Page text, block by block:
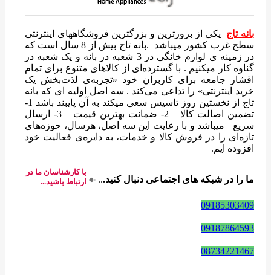
بانه تاج یکی از بروزترین و بزرگترین فروشگاههای اینترنتی
سطح غرب کشور میباشد .بانه تاج بیش از 8 سال است که
در زمینه ی لوازم خانگی در 3 شعبه در بانه و یک شعبه در
گناوه کار میکنیم . با گسترده‌ای از کالاهای متنوع برای تمام
اقشار جامعه برای کاربران خود «تجربه‌ی لذت‌بخش یک
خرید اینترنتی» را تداعی می‌کند . سه اصل اولیه ای که بانه
تاج از نخستین روز تاسیس سعی میکند به آن پایبند باشد 1-
تضمین اصالت کالا 2- ضمانت بهترین قیمت 3- ارسال
سریع میباشد و با رعایت این سه اصل، هرسال، حوزه‌های
تازه‌ای را در فروش کالا و خدمات، به دایره‌ی فعالیت خود
افزوده ایم.
ما را در شبکه های اجتماعی دنبال کنید...
با کارشناسان ما در
ارتباط باشید...
09185303409
09187864593
08734221467